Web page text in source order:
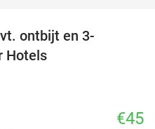
ontbijt en 3-
Hotels
€45